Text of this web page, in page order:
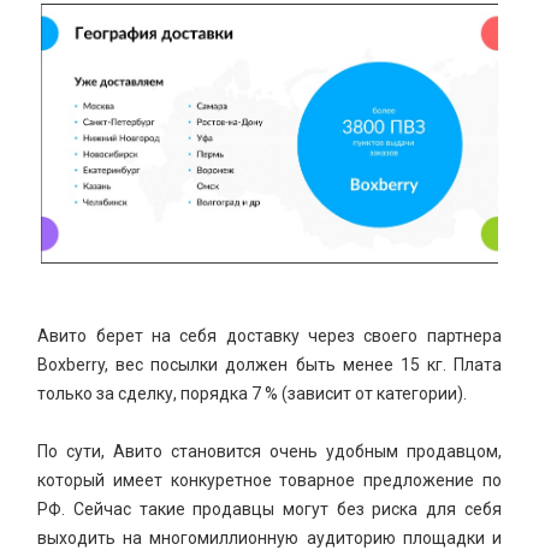
Авито берет на себя доставку через своего партнера
Boxberry, вес посылки должен быть менее 15 кг. Плата
только за сделку, порядка 7 % (зависит от категории).
По сути, Авито становится очень удобным продавцом,
который имеет конкуретное товарное предложение по
РФ. Сейчас такие продавцы могут без риска для себя
выходить на многомиллионную аудиторию площадки и